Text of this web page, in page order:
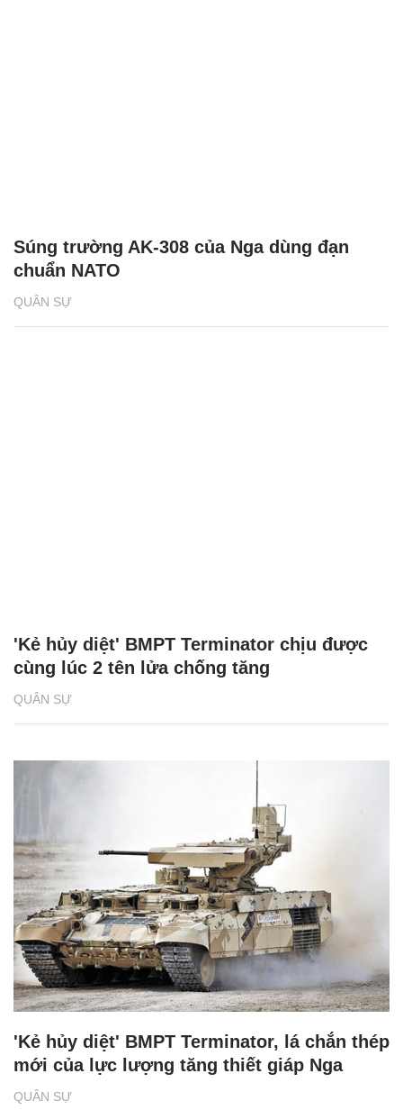
QUÂN SỰ
Súng trường AK-308 của Nga dùng đạn
chuẩn NATO
QUÂN SỰ
'Kẻ hủy diệt' BMPT Terminator chịu được
cùng lúc 2 tên lửa chống tăng
QUÂN SỰ
'Kẻ hủy diệt' BMPT Terminator, lá chắn thép
mới của lực lượng tăng thiết giáp Nga